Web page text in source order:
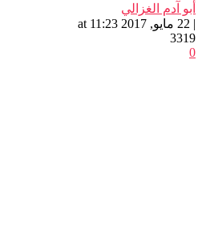
أبو آدم الغزالي
| 22 مايو, 2017 at 11:23
3319
0